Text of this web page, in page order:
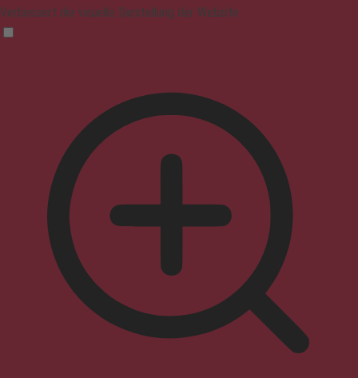
Verbessert die visuelle Darstellung der Website